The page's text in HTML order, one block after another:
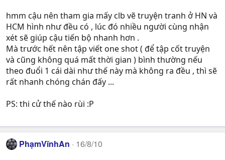
hmm cậu nên tham gia mấy clb vẽ truyện tranh ở HN và
HCM hình như đều có , lúc đó nhiều người cùng nhận
xét sẽ giúp cậu tiến bộ nhanh hơn .
Mà trước hết nên tập viết one shot ( để tập cốt truyện
và cũng không quá mất thời gian ) bình thường nếu
theo đuổi 1 cái dài như thế này mà không ra đều , thì sẽ
rất nhanh chóng chán đấy ...
PS: thi cử thế nào rùi :P
PhạmVĩnhAn 16/8/10